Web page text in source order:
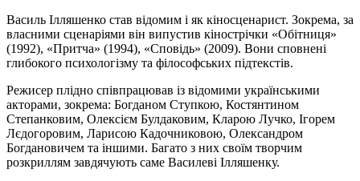
Василь Ілляшенко став відомим і як кіносценарист. Зокрема, за
власними сценаріями він випустив кінострічки «Обітниця»
(1992), «Притча» (1994), «Сповідь» (2009). Вони сповнені
глибокого психологізму та філософських підтекстів.
Режисер плідно співпрацював із відомими українськими
акторами, зокрема: Богданом Ступкою, Костянтином
Степанковим, Олексієм Булдаковим, Кларою Лучко, Ігорем
Лєдогоровим, Ларисою Кадочниковою, Олександром
Богдановичем та іншими. Багато з них своїм творчим
розкриллям завдячують саме Василеві Ілляшенку.